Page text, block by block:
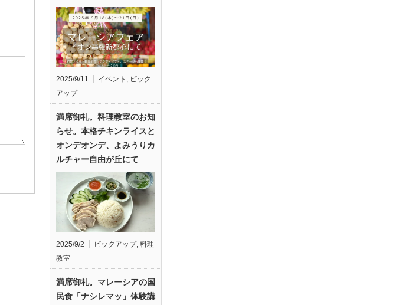
2025/9/11 イベント , ピック
アップ
満席御礼。料理教室のお知
らせ。本格チキンライスと
オンデオンデ、よみうりカ
ルチャー自由が丘にて
2025/9/2 ピックアップ, 料理
教室
満席御礼。マレーシアの国
民食「ナシレマッ」体験講